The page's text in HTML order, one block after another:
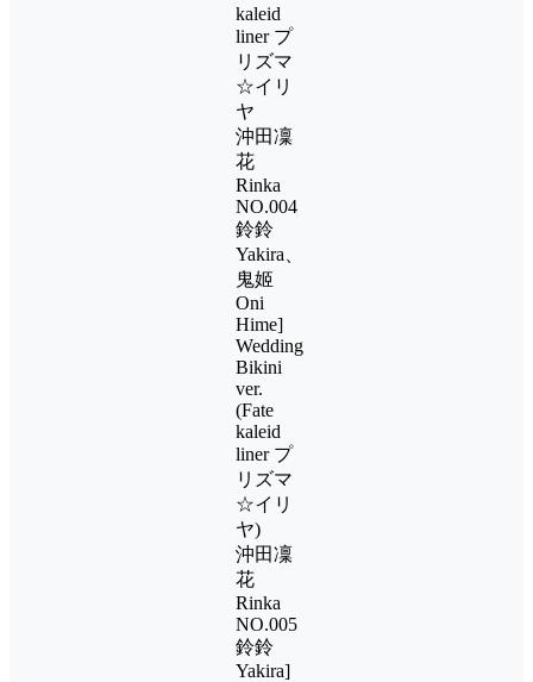
kaleid
liner プ
リズマ
☆イリ
ヤ
沖田凜
花
Rinka
NO.004
鈴鈴
Yakira、
鬼姬
Oni
Hime]
Wedding
Bikini
ver.
(Fate
kaleid
liner プ
リズマ
☆イリ
ヤ)
沖田凜
花
Rinka
NO.005
鈴鈴
Yakira]